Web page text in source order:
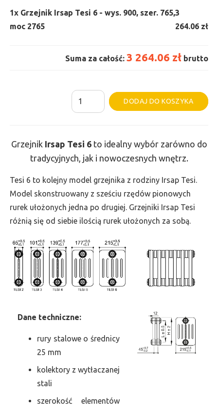
1x Grzejnik Irsap Tesi 6 - wys. 900, szer. 765,
moc 2765
3
264.06 zł
Suma za całość: 3 264.06 zł brutto
ilość
Grzejnik
-
wys.
900,
szer.
765,
2765
DODAJ DO KOSZYKA
Grzejnik Irsap Tesi 6to idealny wybór zarówno do
tradycyjnych, jak i nowoczesnych wnętrz.
Tesi 6 to kolejny model grzejnika z rodziny Irsap Tesi.
Model skonstruowany z sześciu rzędów pionowych
rurek ułożonych jedna po drugiej. Grzejniki Irsap Tesi
różnią się od siebie ilością rurek ułożonych za sobą.
Dane techniczne:
rury stalowe o średnicy
25 mm
kolektory z wytłaczanej
stali
szerokość elementów